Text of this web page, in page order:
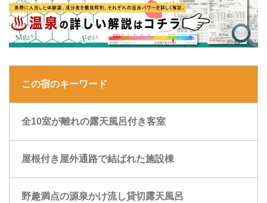
この宿のキーワード
全10室が離れの露天風呂付き客室
屋根付き屋外通路で結ばれた施設棟
野趣満点の源泉かけ流し貸切露天風呂